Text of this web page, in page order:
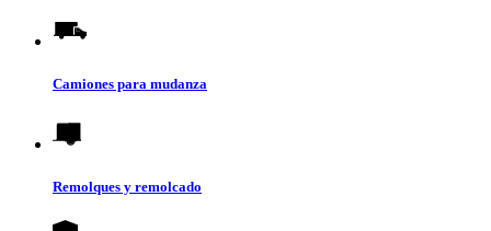
Camiones para mudanza
Remolques y remolcado